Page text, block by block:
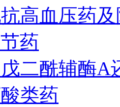
高血压药
药
二酰辅酶A
类药